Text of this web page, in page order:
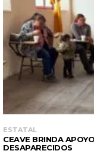
ESTATAL
CEAVE BRINDA
DESAPARECIDOS